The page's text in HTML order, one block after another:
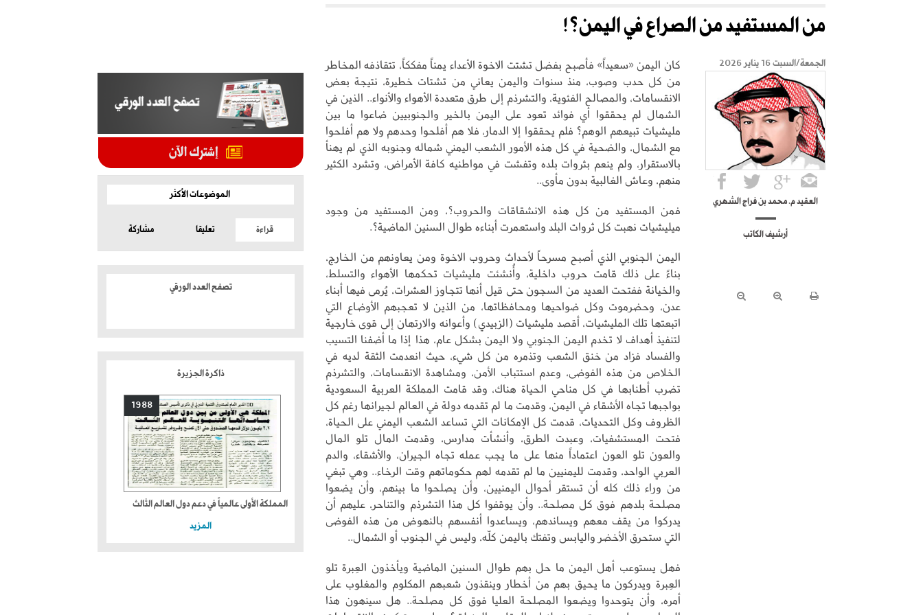
من المستفيد من الصراع في اليمن؟!
الجمعة/السبت 16 يناير 2026
العقيد م. محمد بن فراج الشهري
أرشيف الكاتب
كان اليمن «سعيداً» فأصبح بفضل تشتت الاخوة الأعداء يمناً مفككاً، تتقاذفه المخاطر
من كل حدب وصوب، منذ سنوات واليمن يعاني من تشتات خطيرة، نتيجة بعض
الانقسامات، والمصالح الفئوية، والتشرذم إلى طرق متعددة الأهواء والأنواء.. الذين في
الشمال لم يحققوا أي فوائد تعود على اليمن بالخير والجنوبيين ضاعوا ما بين
مليشيات تبيعهم الوهم؟ فلم يحققوا إلا الدمار، فلا هم أفلحوا وحدهم ولا هم أفلحوا
مع الشمال، والضحية في كل هذه الأمور الشعب اليمني شماله وجنوبه الذي لم يهنأ
بالاستقرار، ولم ينعم بثروات بلده وتفشت في مواطنيه كافة الأمراض، وتشرد الكثير
منهم، وعاش الغالبية بدون مأوى..
فمن المستفيد من كل هذه الانشقاقات والحروب؟، ومن المستفيد من وجود
ميليشيات نهبت كل ثروات البلد واستعمرت أبناءه طوال السنين الماضية؟.
اليمن الجنوبي الذي أصبح مسرحاً لأحداث وحروب الاخوة ومن يعاونهم من الخارج،
بناءً على ذلك قامت حروب داخلية، وأُنشئت مليشيات تحكمها الأهواء والتسلط،
والخيانة ففتحت العديد من السجون حتى قيل أنها تتجاوز العشرات، يُرمى فيها أبناء
عدن، وحضرموت وكل ضواحيها ومحافظاتها، من الذين لا تعجبهم الأوضاع التي
اتبعتها تلك المليشيات، أقصد مليشيات (الزبيدي) وأعوانه والارتهان إلى قوى خارجية
لتنفيذ أهداف لا تخدم اليمن الجنوبي ولا اليمن بشكل عام، هذا إذا ما أضفنا التسيب
والفساد فزاد من خنق الشعب وتذمره من كل شيء، حيث انعدمت الثقة لديه في
الخلاص من هذه الفوضى، وعدم استتباب الأمن، ومشاهدة الانقسامات، والتشرذم
تضرب أطنابها في كل مناحي الحياة هناك، وقد قامت المملكة العربية السعودية
بواجبها تجاه الأشقاء في اليمن، وقدمت ما لم تقدمه دولة في العالم لجيرانها رغم كل
الظروف وكل التحديات، قدمت كل الإمكانات التي تساعد الشعب اليمني على الحياة،
فتحت المستشفيات، وعبدت الطرق، وأنشأت مدارس، وقدمت المال تلو المال
والعون تلو العون اعتماداً منها على ما يجب عمله تجاه الجيران، والأشقاء، والدم
العربي الواحد، وقدمت لليمنيين ما لم تقدمه لهم حكوماتهم وقت الرخاء.. وهي تبغي
من وراء ذلك كله أن تستقر أحوال اليمنيين، وأن يصلحوا ما بينهم، وأن يضعوا
مصلحة بلدهم فوق كل مصلحة.. وأن يوقفوا كل هذا التشرذم والتناحر، عليهم أن
يدركوا من يقف معهم ويساندهم، ويساعدوا أنفسهم بالنهوض من هذه الفوضى
التي ستحرق الأخضر واليابس وتفتك باليمن كلّه، وليس في الجنوب أو الشمال..
فهل يستوعب أهل اليمن ما حل بهم طوال السنين الماضية ويأخذون العِبرة تلو
العِبرة ويدركون ما يحيق بهم من أخطار وينقذون شعبهم المكلوم والمغلوب على
أمره، وأن يتوحدوا ويضعوا المصلحة العليا فوق كل مصلحة.. هل سينهون هذا
الموضوعات الأكثر
قراءة تعليقا مشاركة
تصفح العدد الورقي
ذاكرة الجزيرة
1988
المملكة الأولى عالمياً في دعم دول العالم الثالث
المزيد